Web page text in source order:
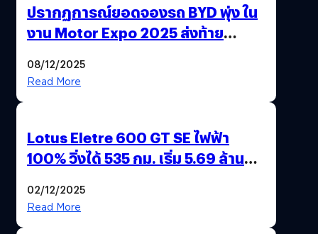
ปรากฏการณ์ยอดจองรถ BYD พุ่ง ใน
งาน Motor Expo 2025 ส่งท้าย
08/12/2025
Read More
Lotus Eletre 600 GT SE ไฟฟ้า
100% วิ่งได้ 535 กม. เริ่ม 5.69 ล้าน
02/12/2025
Read More